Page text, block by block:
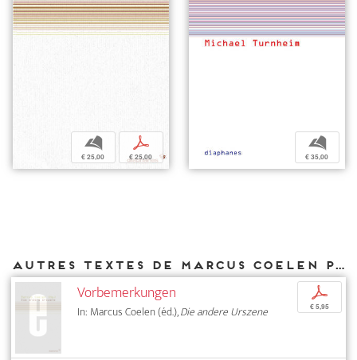
b
€ 25,00
p
€ 25,00
b
€ 35,00
Autres textes de Marcus Coelen parus chez DIAPHANES
Vorbemerkungen
In: Marcus Coelen (éd.),Die andere Urszene
p
€ 5,95